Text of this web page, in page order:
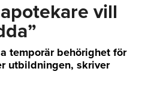
vill
temporär behörighet för
utbildningen, skriver